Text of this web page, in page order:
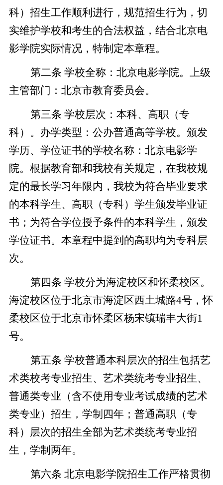
科）招生工作顺利进行，规范招生行为，切
实维护学校和考生的合法权益，结合北京电
影学院实际情况，特制定本章程。
第二条 学校全称：北京电影学院。上级
主管部门：北京市教育委员会。
第三条 学校层次：本科、高职（专
科）。办学类型：公办普通高等学校。颁发
学历、学位证书的学校名称：北京电影学
院。 根据教育部和我校有关规定，在我校规
定的最长学习年限内，我校为符合毕业要求
的本科学生、高职（专科）学生颁发毕业证
书；为符合学位授予条件的本科学生，颁发
学位证书。本章程中提到的高职均为专科层
次。
第四条 学校分为海淀校区和怀柔校区。
海淀校区位于北京市海淀区西土城路4号，怀
柔校区位于北京市怀柔区杨宋镇瑞丰大街1
号。
第五条 学校普通本科层次的招生包括艺
术类校考专业招生、艺术类统考专业招生、
普通类专业（含不使用专业考试成绩的艺术
类专业）招生，学制四年；普通高职 （专
科）层次的招生全部为艺术类统考专业招
生，学制两年。
第六条 北京电影学院招生工作严格贯彻